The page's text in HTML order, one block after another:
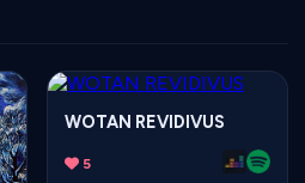
WOTAN REVIDIVUS
5